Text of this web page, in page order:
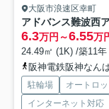
大阪市浪速区幸町
アドバンス難波西
6.3万円～6.55万
24.49㎡ (1K) /築11
阪神電鉄阪神なん
駐輪場 オートロッ
インターネット対応